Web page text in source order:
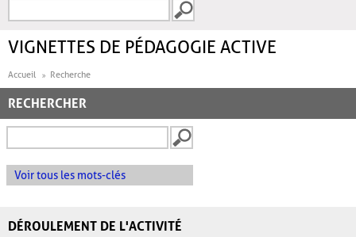
FORMULAIRE DE
VIGNETTES DE PÉDAGOGIE ACTIVE
Accueil Recherche
RECHERCHER
Voir tous les mots-clés
DÉROULEMENT DE L'ACTIVITÉ